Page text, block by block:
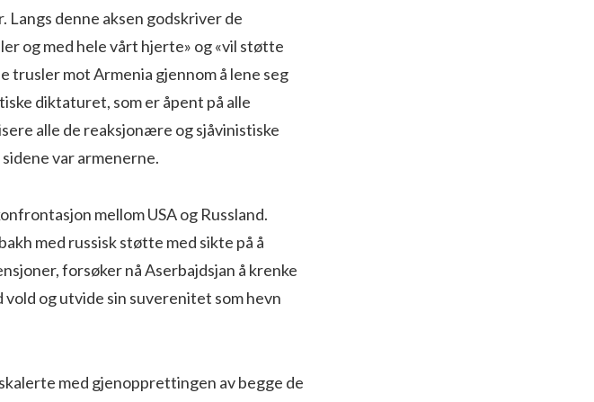
denne aksen godskriver de
og med hele vårt hjerte» og «vil støtte
trusler mot Armenia gjennom å lene seg
diktaturet, som er åpent på alle
alle de reaksjonære og sjåvinistiske
var armenerne.
mellom USA og Russland.
med russisk støtte med sikte på å
forsøker nå Aserbajdsjan å krenke
og utvide sin suverenitet som hevn
med gjenopprettingen av begge de